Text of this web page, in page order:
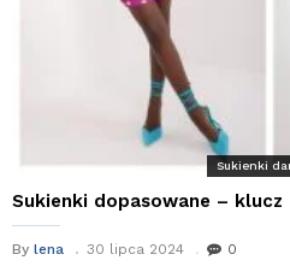
Sukienki
Sukienki dopasowane –
By lena 30 lipca 2024 0